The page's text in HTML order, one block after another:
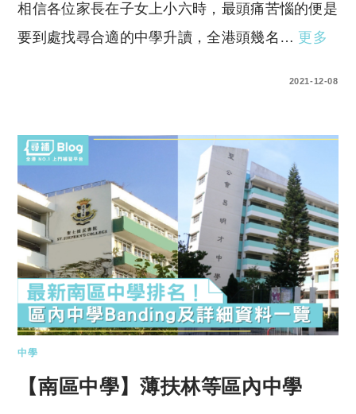
相信各位家長在子女上小六時，最頭痛苦惱的便是
要到處找尋合適的中學升讀，全港頭幾名… 更多
2021-12-08
中學
【南區中學】薄扶林等區內中學